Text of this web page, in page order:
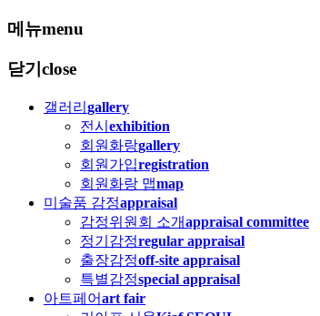
메뉴menu
닫기 close
갤러리 gallery
전시 exhibition
회원화랑gallery
회원가입registration
회원화랑 맵map
미술품 감정appraisal
감정위원회 소개appraisal committee
정기감정regular appraisal
출장감정off-site appraisal
특별감정special appraisal
아트페어art fair